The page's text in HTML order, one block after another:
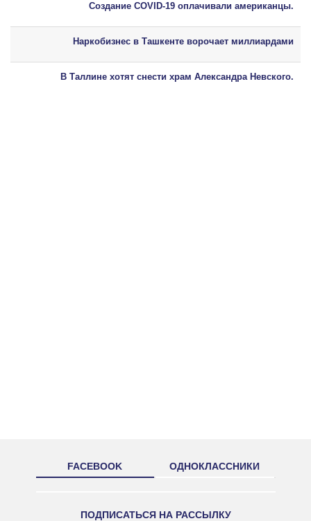
Создание COVID-19 оплачивали американцы.
Наркобизнес в Ташкенте ворочает миллиардами
В Таллине хотят снести храм Александра Невского.
FACEBOOK ОДНОКЛАССНИКИ
ПОДПИСАТЬСЯ НА РАССЫЛКУ